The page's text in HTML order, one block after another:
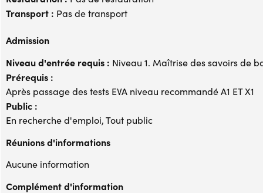
Transport : Pas de transport
Admission
Niveau d'entrée requis : Niveau 1. Maîtrise des savoirs de
Prérequis :
Après passage des tests EVA niveau recommandé A1 ET X1
Public :
En recherche d'emploi, Tout public
Réunions d'informations
Aucune information
Complément d'information